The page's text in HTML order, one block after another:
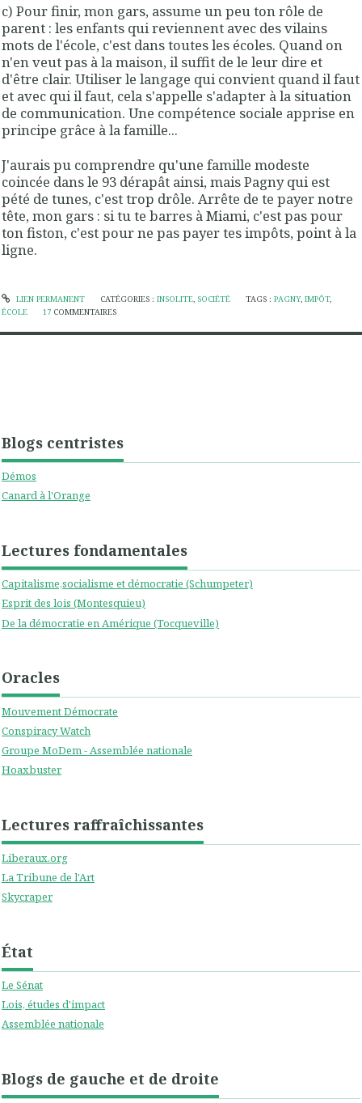
Blogs centristes
Démos
Canard à l'Orange
Lectures fondamentales
Capitalisme,socialisme et démocratie (Schumpeter)
Esprit des lois (Montesquieu)
De la démocratie en Amérique (Tocqueville)
Oracles
Mouvement Démocrate
Conspiracy Watch
Groupe MoDem - Assemblée nationale
Hoaxbuster
Lectures raffraîchissantes
Liberaux.org
La Tribune de l'Art
Skycraper
État
Le Sénat
Lois, études d'impact
Assemblée nationale
Blogs de gauche et de droite
c) Pour finir, mon gars, assume un peu ton rôle de
parent : les enfants qui reviennent avec des vilains
mots de l'école, c'est dans toutes les écoles. Quand on
n'en veut pas à la maison, il suffit de le leur dire et
d'être clair. Utiliser le langage qui convient quand il faut
et avec qui il faut, cela s'appelle s'adapter à la situation
de communication. Une compétence sociale apprise en
principe grâce à la famille...
J'aurais pu comprendre qu'une famille modeste
coincée dans le 93 dérapât ainsi, mais Pagny qui est
pété de tunes, c'est trop drôle. Arrête de te payer notre
tête, mon gars : si tu te barres à Miami, c'est pas pour
ton fiston, c'est pour ne pas payer tes impôts, point à la
ligne.
LIEN PERMANENT CATÉGORIES : INSOLITE, SOCIÉTÉ TAGS :PAGNY,IMPÔT,
ÉCOLE
17 COMMENTAIRES